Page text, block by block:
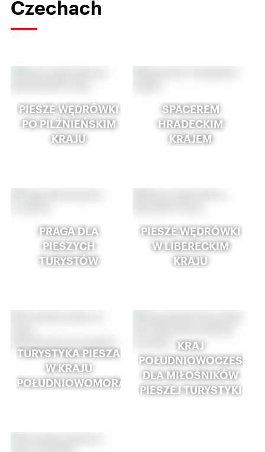
Czechach
PIESZE WĘDRÓWKI
PO PILŹNIEŃSKIM
KRAJU
SPACEREM
HRADECKIM
KRAJEM
PRAGA DLA
PIESZYCH
TURYSTÓW
PIESZE WĘDRÓWKI
W LIBERECKIM
KRAJU
TURYSTYKA PIESZA
W KRAJU
POŁUDNIOWOMORAWSKIM
KRAJ
POŁUDNIOWOCZESKI
DLA MIŁOŚNIKÓW
PIESZEJ TURYSTYKI